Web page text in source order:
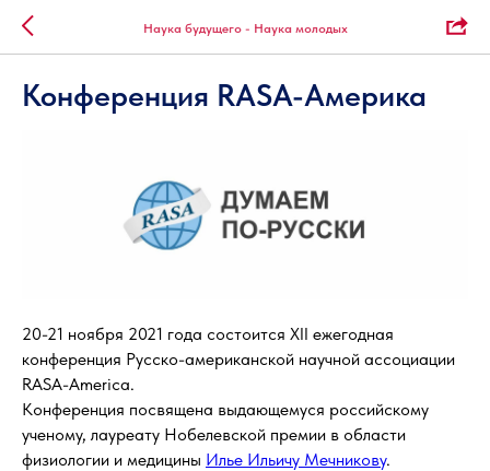
Наука будущего - Наука молодых
Конференция RASA-Америка
20-21 ноября 2021 года состоится XII ежегодная
конференция Русско-американской научной ассоциации
RASA-America.
Конференция посвящена выдающемуся российскому
ученому, лауреату Нобелевской премии в области
физиологии и медицины Илье Ильичу Мечникову.